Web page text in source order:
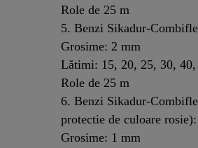
Role de 25 m
5. Benzi Sikadur-
Grosime: 2 mm
Lătimi: 15, 20, 25, 30,
Role de 25 m
6. Benzi Sikadur-
protectie de culoare rosie):
Grosime: 1 mm